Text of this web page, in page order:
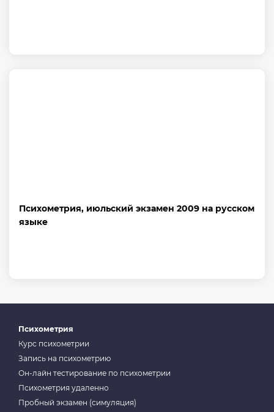
Психометрия, июльский экзамен 2009 на русском
языке
Психометрия
Курс психометрии
Запись на психометрию
Он-лайн тестирование по психометрии
Психометрия удаленно
Пробный экзамен (симуляция)